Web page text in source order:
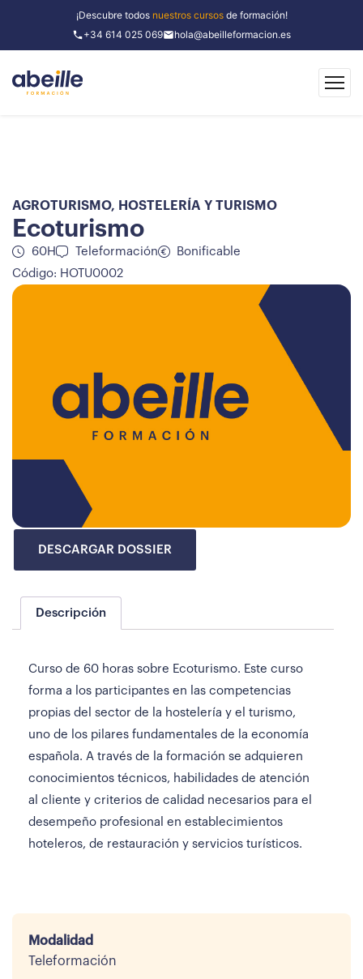
¡Descubre todos nuestros cursosde formación!
+34 614 025 069
hola@abeilleformacion.es
AGROTURISMO, HOSTELERÍA Y TURISMO
Ecoturismo
60H Teleformación
Bonificable
Código: HOTU0002
DESCARGAR DOSSIER
Descripción
Curso de 60 horas sobre Ecoturismo. Este curso
forma a los participantes en las competencias
propias del sector de la hostelería y el turismo,
uno de los pilares fundamentales de la economía
española. A través de la formación se adquieren
conocimientos técnicos, habilidades de atención
al cliente y criterios de calidad necesarios para el
desempeño profesional en establecimientos
hoteleros, de restauración y servicios turísticos.
Modalidad
Teleformación